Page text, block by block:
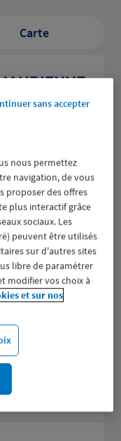
Carte
RDV
nous permettez
navigation, de vous
proposer des offres
plus interactif grâce
sociaux. Les
peuvent être utilisés
sur d'autres sites
libre de paramétrer
modifier vos choix à
et sur nos
sans accepter